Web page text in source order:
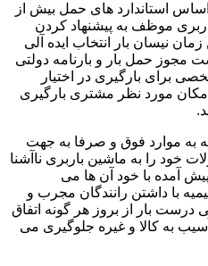
استاندارد های حمل بیش از
موظف به پیشنهاد کردن
نیسان بار انتخاب ایده آلی
حمل بار و بارنامه دولتی
برای بارگیری در اختیار
مکان مورد نظر مشتری بارگیری
به موارد فوق و صرفا به جهت
خود را به ماشین باربری ناآشنا
آمده با خود آن ها می
با داشتن رانندگان مجرب و
درست بار از بروز هر گونه اتفاق
به کالا و غیره جلوگیری می